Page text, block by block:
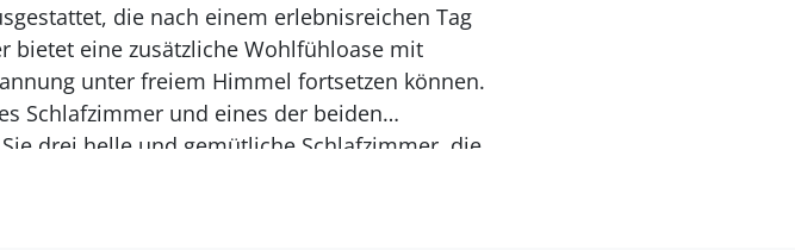
die nach einem erlebnisreichen Tag
bietet eine zusätzliche Wohlfühloase mit
unter freiem Himmel fortsetzen können.
Schlafzimmer und eines der beiden
drei helle und gemütliche Schlafzimmer, die
Lesestunde geeignet ist. Hier oben